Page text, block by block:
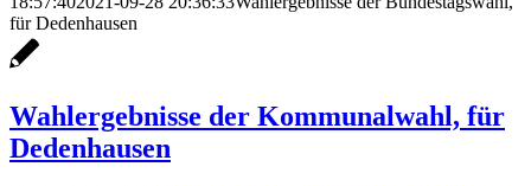
für Dedenhausen
Wahlergebnisse der Kommunalwahl, für
Dedenhausen